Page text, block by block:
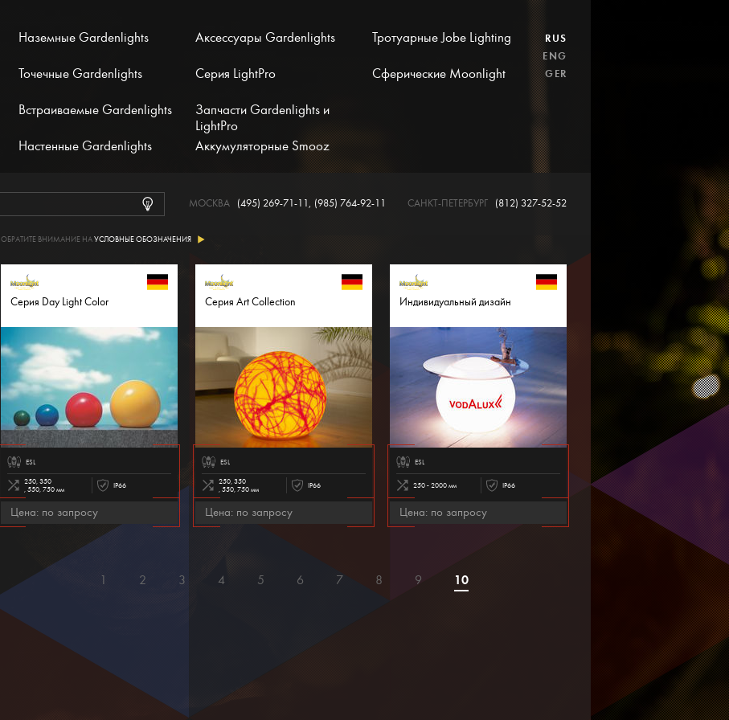
Наземные Gardenlights
Точечные Gardenlights
Встраиваемые Gardenlights
Настенные Gardenlights
Аксессуары Gardenlights
Серия LightPro
Запчасти Gardenlights и
LightPro
Аккумуляторные Smooz
Тротуарные Jobe Lighting
Сферические Moonlight
RUS
ENG
GER
МОСКВА (495) 269-71-11, (985) 764-92-11 САНКТ-ПЕТЕРБУРГ (812) 327-52-52
ОБРАТИТЕ ВНИМАНИЕ НАУСЛОВНЫЕ ОБОЗНАЧЕНИЯ
Серия Day Light Color
ESL
250, 350
, 550, 750 мм
IP66
Цена: по запросу
Серия Art Collection
ESL
250, 350
, 550, 750 мм
IP66
Цена: по запросу
Индивидуальный дизайн
ESL
250 - 2000 мм IP66
Цена: по запросу
1 2 3 4 5 6 7 8 9 10